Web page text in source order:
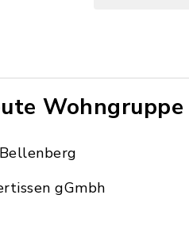
Wohngruppe
gGmbh